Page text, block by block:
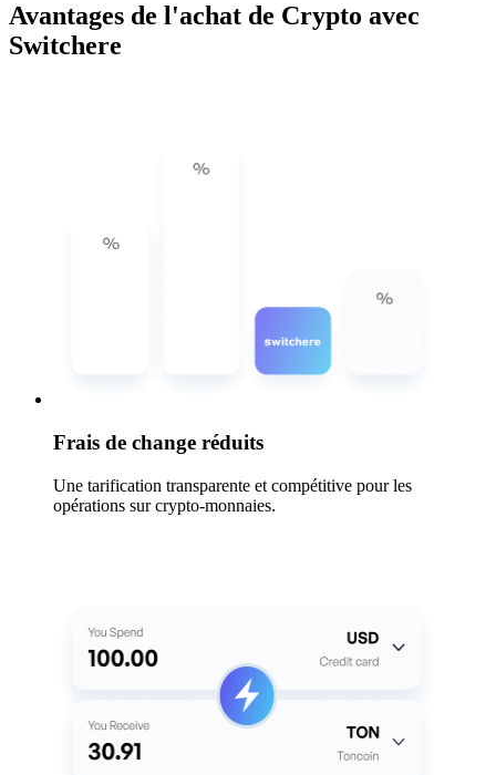
Avantages de l'achat de Crypto avec
Switchere
Frais de change réduits
Une tarification transparente et compétitive pour les
opérations sur crypto-monnaies.